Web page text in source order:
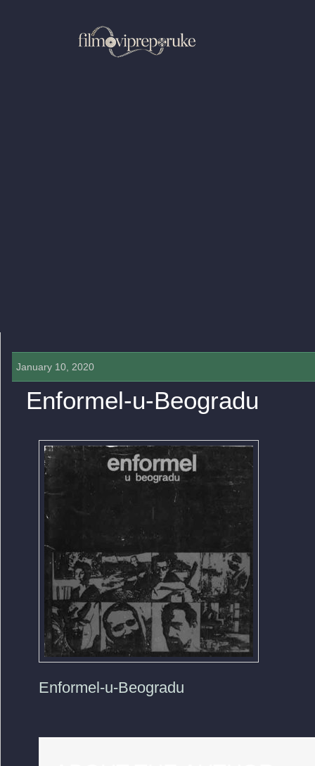
January 10, 2020
0 COMMENTS »
Enformel-u-Beogradu
Enformel-u-Beogradu